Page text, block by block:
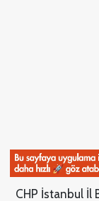
CHP İstanbul İl